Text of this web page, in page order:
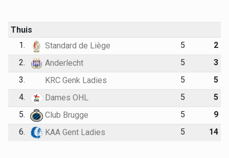
Thuis
1.
Standard de Liège 5
2
2.
Anderlecht 5
3
3.
KRC Genk Ladies 5
5
4.
Dames OHL 5
5
5.
Club Brugge 5
9
6.
KAA Gent Ladies 5 14